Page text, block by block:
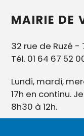
MAIRIE DE
32 rue de Ruzé -
Tél. 01 64 67 52
Lundi, mardi,
17h en continu.
8h30 à 12h.